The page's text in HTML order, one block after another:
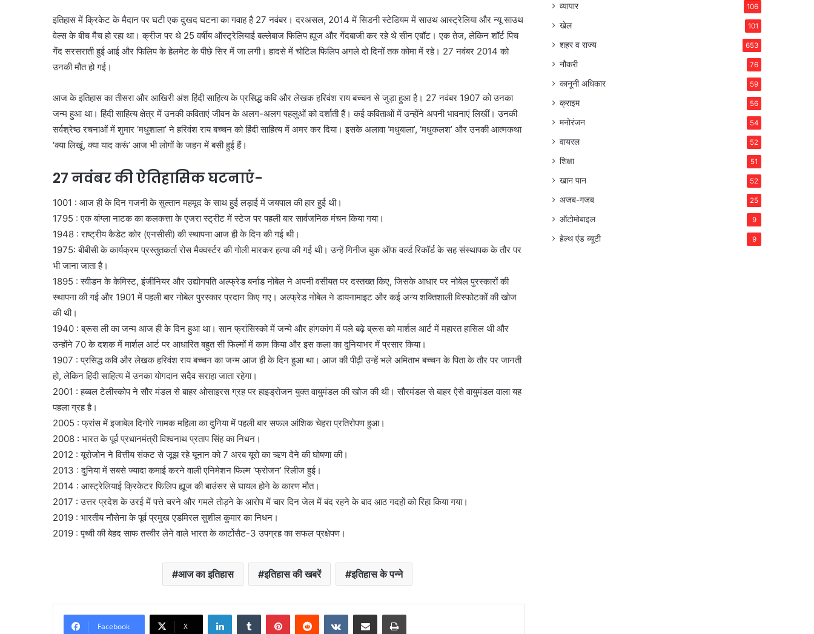
इतिहास में क्रिकेट के मैदान पर घटी एक दुखद घटना का गवाह है 27 नवंबर। दरअसल, 2014 में सिडनी स्टेडियम में साउथ आस्ट्रेलिया और न्यू साउथ
वेल्स के बीच मैच हो रहा था। क्रीज पर थे 25 वर्षीय ऑस्ट्रेलियाई बल्लेबाज फिलिप ह्यूज और गेंदबाजी कर रहे थे सीन एबॉट। एक तेज, लेकिन शॉर्ट पिच
गेंद सरसराती हुई आई और फिलिप के हेलमेट के पीछे सिर में जा लगी। हादसे में चोटिल फिलिप अगले दो दिनों तक कोमा में रहे। 27 नवंबर 2014 को
उनकी मौत हो गई।
आज के इतिहास का तीसरा और आखिरी अंश हिंदी साहित्य के प्रसिद्ध कवि और लेखक हरिवंश राय बच्चन से जुड़ा हुआ है। 27 नवंबर 1907 को उनका
जन्म हुआ था। हिंदी साहित्य क्षेत्र में उनकी कविताएं जीवन के अलग-अलग पहलुओं को दर्शाती हैं। कई कविताओं में उन्होंने अपनी भावनाएं लिखीं। उनकी
सर्वश्रेष्ठ रचनाओं में शुमार ‘मधुशाला’ ने हरिवंश राय बच्चन को हिंदी साहित्य में अमर कर दिया। इसके अलावा ‘मधुबाला’, ‘मधुकलश’ और उनकी आत्मकथा
‘क्या लिखूं, क्या याद करूं’ आज भी लोगों के जहन में बसी हुई हैं।
27 नवंबर की ऐतिहासिक घटनाएं-
1001 : आज ही के दिन गजनी के सुल्तान महमूद के साथ हुई लड़ाई में जयपाल की हार हुई थी।
1795 : एक बांग्ला नाटक का कलकत्ता के एजरा स्ट्रीट में स्टेज पर पहली बार सार्वजनिक मंचन किया गया।
1948 : राष्ट्रीय कैडेट कोर (एनसीसी) की स्थापना आज ही के दिन की गई थी।
1975: बीबीसी के कार्यक्रम प्रस्तुतकर्ता रोस मैक्वर्स्टर की गोली मारकर हत्या की गई थी। उन्हें गिनीज बुक ऑफ वर्ल्ड रिकॉर्ड के सह संस्थापक के तौर पर
भी जाना जाता है।
1895 : स्वीडन के केमिस्ट, इंजीनियर और उद्योगपति अल्फ्रेड बर्नाड नोबेल ने अपनी वसीयत पर दस्तख्त किए, जिसके आधार पर नोबेल पुरस्कारों की
स्थापना की गई और 1901 में पहली बार नोबेल पुरस्कार प्रदान किए गए। अल्फ्रेड नोबेल ने डायनामाइट और कई अन्य शक्तिशाली विस्फोटकों की खोज
की थी।
1940 : ब्रूस ली का जन्म आज ही के दिन हुआ था। सान फ्रांसिस्को में जन्मे और हांगकांग में पले बढ़े ब्रूस को मार्शल आर्ट में महारत हासिल थी और
उन्होंने 70 के दशक में मार्शल आर्ट पर आधारित बहुत सी फिल्मों में काम किया और इस कला का दुनियाभर में प्रसार किया।
1907 : प्रसिद्ध कवि और लेखक हरिवंश राय बच्चन का जन्म आज ही के दिन हुआ था। आज की पीढ़ी उन्हें भले अमिताभ बच्चन के पिता के तौर पर जानती
हो, लेकिन हिंदी साहित्य में उनका योगदान सदैव सराहा जाता रहेगा।
2001 : हब्बल टेलीस्कोप ने सौर मंडल से बाहर ओसाइरस ग्रह पर हाइड्रोजन युक्त वायुमंडल की खोज की थी। सौरमंडल से बाहर ऐसे वायुमंडल वाला यह
पहला ग्रह है।
2005 : फ्रांस में इजाबेल दिनोरे नामक महिला का दुनिया में पहली बार सफल आंशिक चेहरा प्रतिरोपण हुआ।
2008 : भारत के पूर्व प्रधानमंत्री विश्वनाथ प्रताप सिंह का निधन।
2012 : यूरोजोन ने वित्तीय संकट से जूझ रहे यूनान को 7 अरब यूरो का ऋण देने की घोषणा की।
2013 : दुनिया में सबसे ज्यादा कमाई करने वाली एनिमेशन फिल्म ‘फ्रोजन’ रिलीज हुई।
2014 : आस्ट्रेलियाई क्रिकेटर फिलिप ह्यूज की बाउंसर से घायल होने के कारण मौत।
2017 : उत्तर प्रदेश के उरई में पत्ते चरने और गमले तोड़ने के आरोप में चार दिन जेल में बंद रहने के बाद आठ गदहों को रिहा किया गया।
2019 : भारतीय नौसेना के पूर्व प्रमुख एडमिरल सुशील कुमार का निधन।
2019 : पृथ्वी की बेहद साफ तस्वीर लेने वाले भारत के कार्टोसैट-3 उपग्रह का सफल प्रक्षेपण।
आज का इतिहास इतिहास की खबरें इतिहास के पन्ने
Facebook X
LinkedInTumblr PinterestReddit VKontakteShare via Email Print
व्यापार 106
खेल 101
शहर व राज्य 653
नौकरी 76
कानूनी अधिकार 59
क्राइम 56
मनोरंजन 54
वायरल 52
शिक्षा 51
खान पान 52
अजब-गजब 25
ऑटोमोबाइल 9
हेल्थ एंड ब्यूटी 9